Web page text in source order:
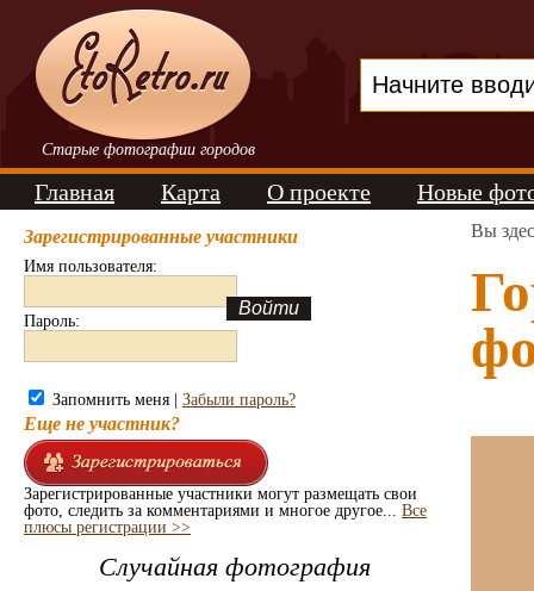
Старые фотографии городов
Главная Карта О проекте Новые
Зарегистрированные участники
Имя пользователя:
Пароль:
Запомнить меня | Забыли пароль?
Еще не участник?
Зарегистрированные участники могут размещать свои
фото, следить за комментариями и многое другое... Все
плюсы регистрации >>
Случайная фотография
Вы